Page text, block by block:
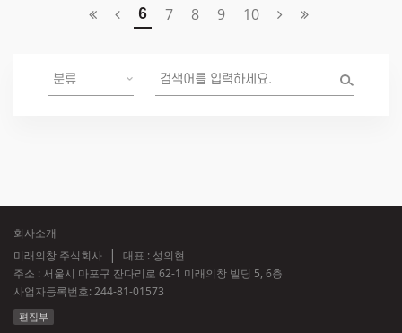
6 7 8 9 10
회사소개
미래의창 주식회사
대표 : 성의현
주소 : 서울시 마포구 잔다리로 62-1 미래의창 빌딩 5, 6층
사업자등록번호:244-81-01573
편집부